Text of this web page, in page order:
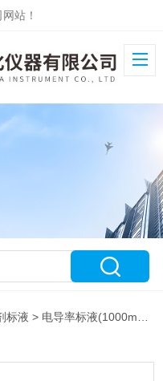
站！
标液 > 电导率标液(1000ms/cm.250ml)